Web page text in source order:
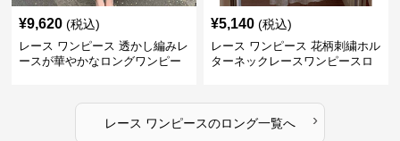
¥9,620 (税込)
レース ワンピース 透かし編みレ
ースが華やかなロングワンピー
¥5,140 (税込)
レース ワンピース 花柄刺繍ホル
ターネックレースワンピースロ
レース ワンピースのロング一覧へ ›